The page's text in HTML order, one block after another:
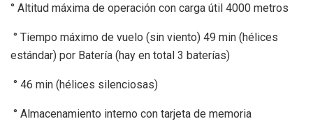
° Altitud máxima de operación con carga útil 4000 metros
° Tiempo máximo de vuelo (sin viento) 49 min (hélices
estándar) por Batería (hay en total 3 baterías)
° 46 min (hélices silenciosas)
° Almacenamiento interno con tarjeta de memoria